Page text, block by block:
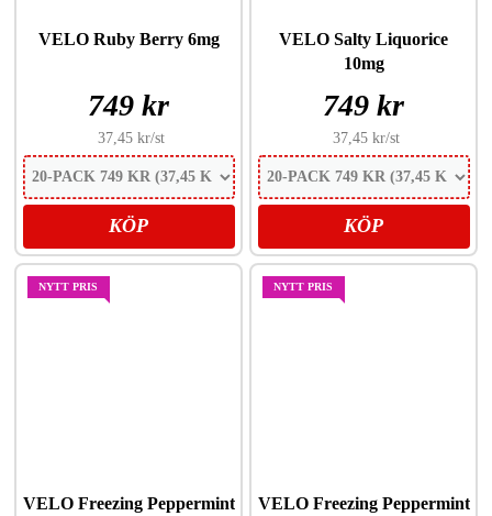
VELO Ruby Berry 6mg
749 kr
37,45 kr/st
KÖP
VELO Salty Liquorice
10mg
749 kr
37,45 kr/st
KÖP
NYTT PRIS
VELO Freezing Peppermint
NYTT PRIS
VELO Freezing Peppermint